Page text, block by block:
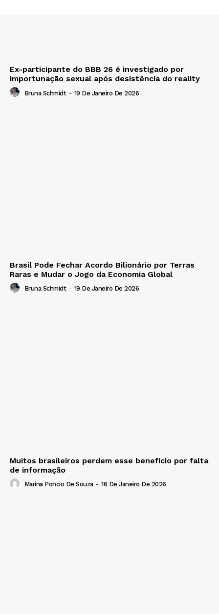
Ex-participante do BBB 26 é investigado por
importunação sexual após desistência do reality
Bruna Schmidt - 19 De Janeiro De 2026
Brasil Pode Fechar Acordo Bilionário por Terras
Raras e Mudar o Jogo da Economia Global
Bruna Schmidt - 19 De Janeiro De 2026
Muitos brasileiros perdem esse benefício por falta
de informação
Marina Poncio De Souza - 16 De Janeiro De 2026